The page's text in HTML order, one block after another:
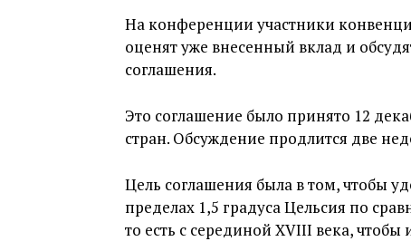
На конференции участники
оценят уже внесенный вклад и
соглашения.
Это соглашение было принято 12
стран. Обсуждение продлится две
Цель соглашения была в том, чтобы
пределах 1,5 градуса Цельсия по
то есть с серединой XVIII века,